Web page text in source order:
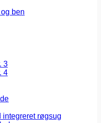
ben
3
4
integreret røgsug